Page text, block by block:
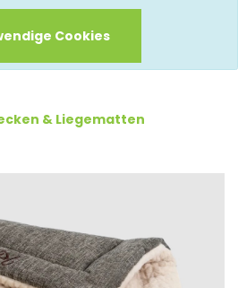
Cookies
& Liegematten